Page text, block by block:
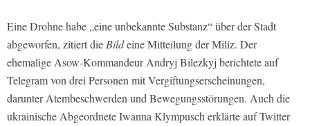
Eine Drohne habe „eine unbekannte Substanz“ über der Stadt
abgeworfen, zitiert dieBildeine Mitteilung der Miliz. Der
ehemalige Asow-Kommandeur Andryj Bilezkyj berichtete auf
Telegram von drei Personen mit Vergiftungserscheinungen,
darunter Atembeschwerden und Bewegungsstörungen. Auch die
ukrainische Abgeordnete Iwanna Klympusch erklärte auf Twitter